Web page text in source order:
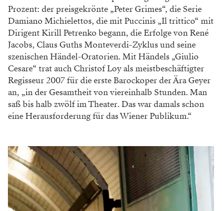
Prozent: der preisgekrönte „Peter Grimes“, die Serie
Damiano Michielettos, die mit Puccinis „Il trittico“ mit
Dirigent Kirill Petrenko begann, die Erfolge von René
Jacobs, Claus Guths Monteverdi-Zyklus und seine
szenischen Händel-Oratorien. Mit Händels „Giulio
Cesare“ trat auch Christof Loy als meistbeschäftigter
Regisseur 2007 für die erste Barockoper der Ära Geyer
an, „in der Gesamtheit von viereinhalb Stunden. Man
saß bis halb zwölf im Theater. Das war damals schon
eine Herausforderung für das Wiener Publikum.“